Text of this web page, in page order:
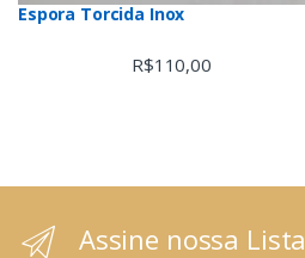
Espora Torcida Inox
R$110,00
Assine nossa Lista